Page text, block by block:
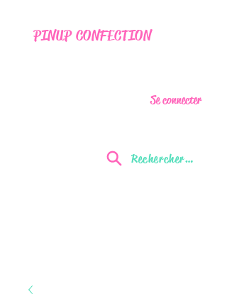
PINUP CONFECTION
Se connecter
Rechercher...